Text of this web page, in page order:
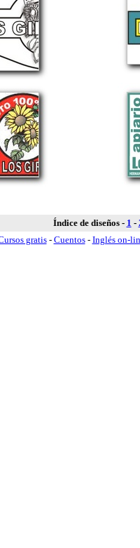
Índice de diseños - 1 -
gratis- Cuentos- Inglés on-